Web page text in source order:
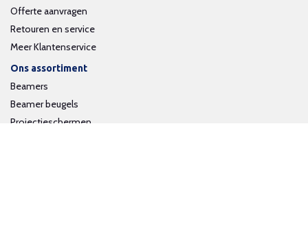
Offerte aanvragen
Retouren en service
Meer Klantenservice
Ons assortiment
Beamers
Beamer beugels
Projectieschermen